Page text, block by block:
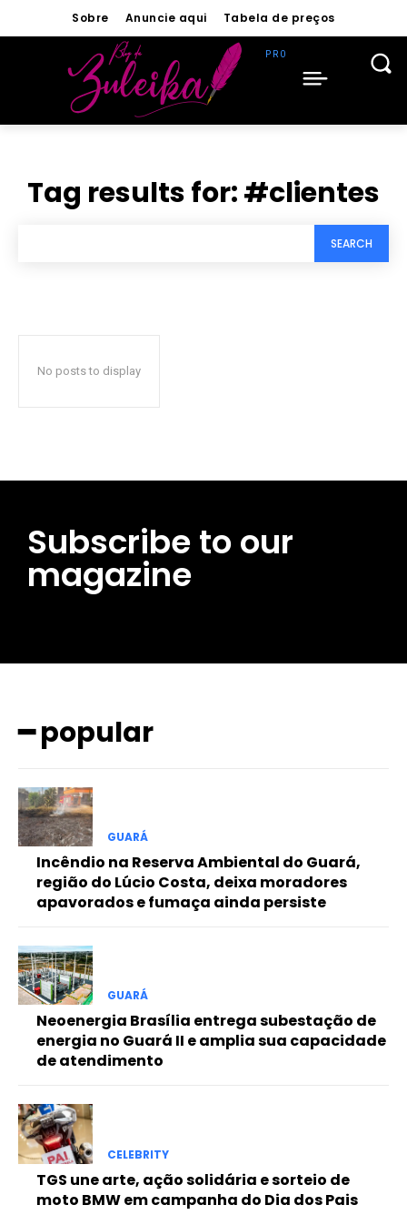
━ pricing plans
Free
Included for free:
Praesent euismod ac
Ut mollis pellentesque tortor
Nullam eu erat condimentum
Donec quis est ac felis
Orci varius natoque dolor
Pro
Full member access:
Etiam est nibh, lobortis sit
Sobre Anuncie aqui Tabela de preços
Tag results for:#clientes
SEARCH
No posts to display
Subscribe to our
magazine
━ popular
GUARÁ
Incêndio na Reserva Ambiental do Guará,
região do Lúcio Costa, deixa moradores
apavorados e fumaça ainda persiste
GUARÁ
Neoenergia Brasília entrega subestação de
energia no Guará II e amplia sua capacidade
de atendimento
CELEBRITY
TGS une arte, ação solidária e sorteio de
moto BMW em campanha do Dia dos Pais